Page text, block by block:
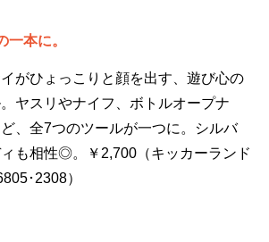
一本に。
がひょっこりと顔を出す、遊び心の
ヤスリやナイフ、ボトルオープナ
、全7つのツールが一つに。シルバ
も相性◎。￥2,700（キッカーランド
･2308）